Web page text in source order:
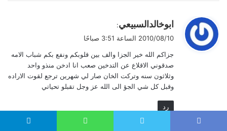
ي
ل
ابوخالدالسبيعي:
2010/08/10 الساعة 3:51 صباحًا
جزاكم الله خير الجزا والف بين قلوبكم ونفع بكم شباب الامه
صدقوني الاقلاع عن التدخين صعب انا ادخن منذو واحد
وثلاثون سنه وتركت الخان صار لي شهرين ترجع لقوت الاراده
وقبل كل شي الجؤ الى الله عز وجل تقبلو تحياتي
رد